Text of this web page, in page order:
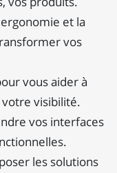
et la
vos
vous aider à
visibilité.
vos interfaces
les solutions